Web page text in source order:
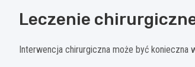
Leczenie
Interwencja chirurgiczna może być konieczna